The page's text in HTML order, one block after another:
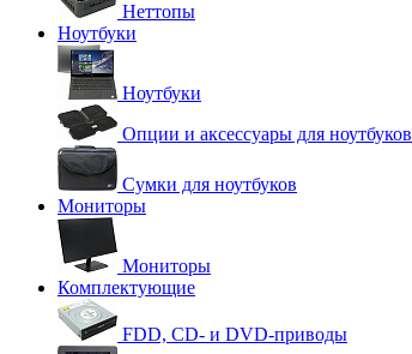
Неттопы
Ноутбуки
Ноутбуки
Опции и аксессуары для ноутбуков
Сумки для ноутбуков
Мониторы
Мониторы
Комплектующие
FDD, CD- и DVD-приводы